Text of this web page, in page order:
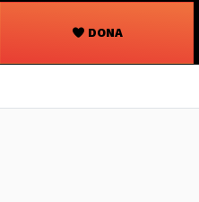
DONA